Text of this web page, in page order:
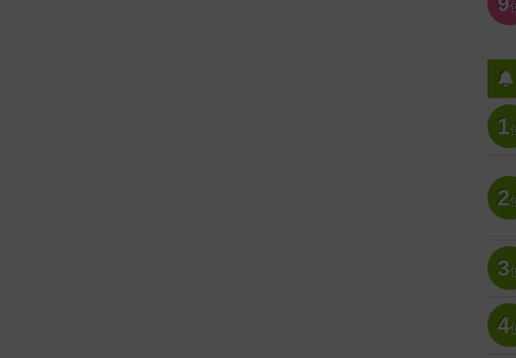
1
2
3
4